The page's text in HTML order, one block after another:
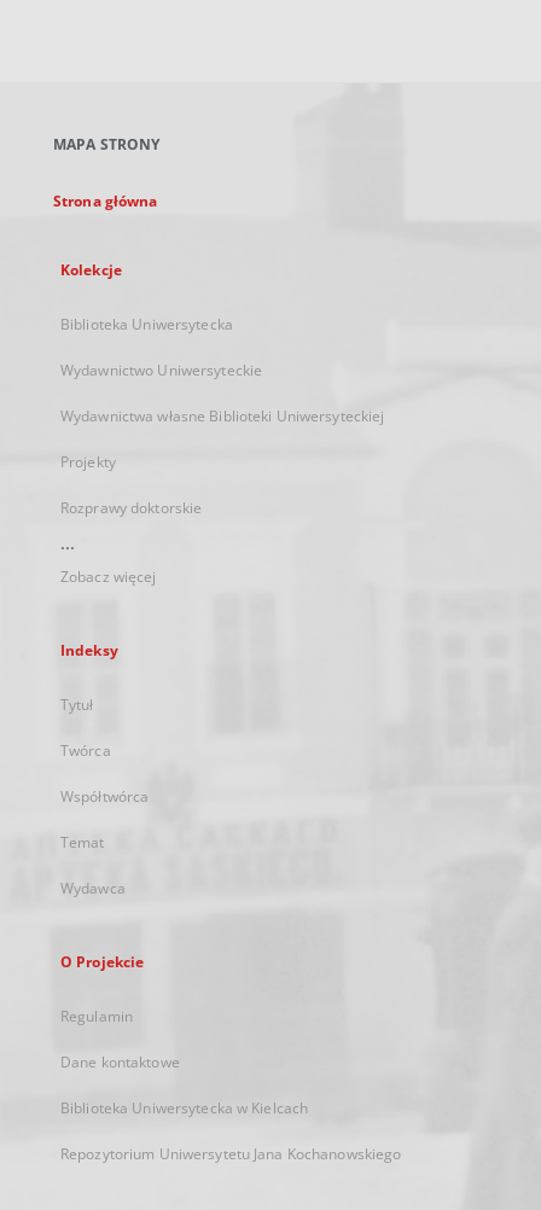
karcie
MAPA STRONY
Strona główna
Kolekcje
Biblioteka Uniwersytecka
Wydawnictwo Uniwersyteckie
Wydawnictwa własne Biblioteki Uniwersyteckiej
Projekty
Rozprawy doktorskie
...
Zobacz więcej
Indeksy
Tytuł
Twórca
Współtwórca
Temat
Wydawca
O Projekcie
Regulamin
Dane kontaktowe
Biblioteka Uniwersytecka w Kielcach
Repozytorium Uniwersytetu Jana Kochanowskiego